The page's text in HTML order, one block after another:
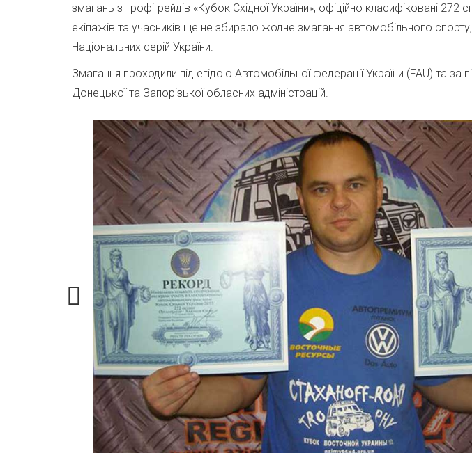
змагань з трофі-рейдів «Кубок Східної України», офіційно класифіковані 272
екіпажів та учасників ще не збирало жодне змагання автомобільного
Національних серій України.
Змагання проходили під егідою Автомобільної федерації України (FAU) та за
Донецької та Запорізької обласних адміністрацій.